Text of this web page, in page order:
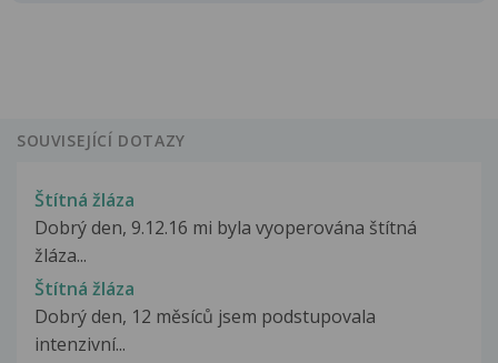
SOUVISEJÍCÍ DOTAZY
Štítná žláza
Dobrý den, 9.12.16 mi byla vyoperována štítná
žláza...
Štítná žláza
Dobrý den, 12 měsíců jsem podstupovala
intenzivní...